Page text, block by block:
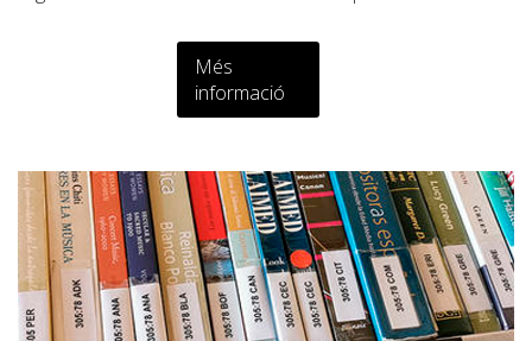
Més
informació